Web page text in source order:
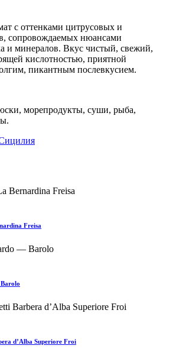
с оттенками цитрусовых и
сопровождаемых нюансами
и минералов. Вкус чистый, свежий,
кислотностью, приятной
пикантным послевкусием.
морепродукты, суши, рыба,
Freisa
d’Alba Superiore Froi